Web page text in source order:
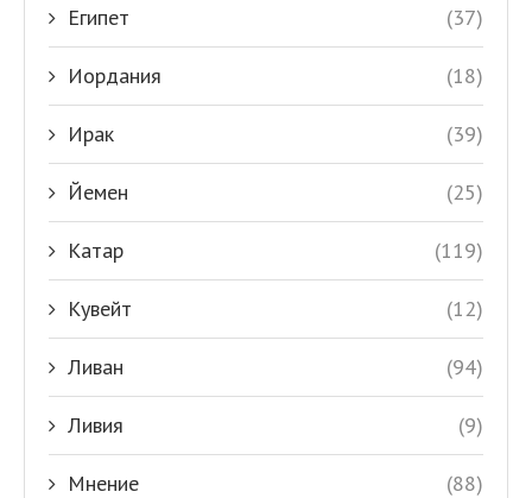
Египет (37)
Иордания (18)
Ирак (39)
Йемен (25)
Катар (119)
Кувейт (12)
Ливан (94)
Ливия (9)
Мнение (88)